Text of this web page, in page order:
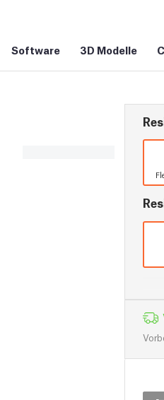
Software 3D Modelle